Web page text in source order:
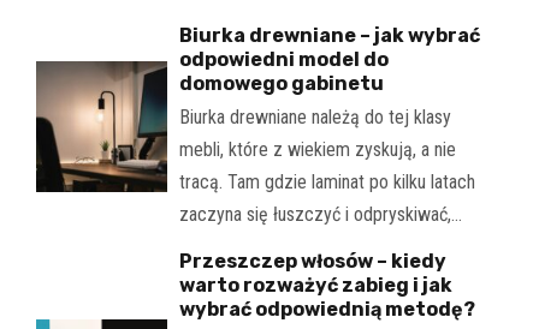
Biurka drewniane – jak wybrać
odpowiedni model do
domowego gabinetu
Biurka drewniane należą do tej klasy
mebli, które z wiekiem zyskują, a nie
tracą. Tam gdzie laminat po kilku latach
zaczyna się łuszczyć i odpryskiwać,…
Przeszczep włosów – kiedy
warto rozważyć zabieg i jak
wybrać odpowiednią metodę?